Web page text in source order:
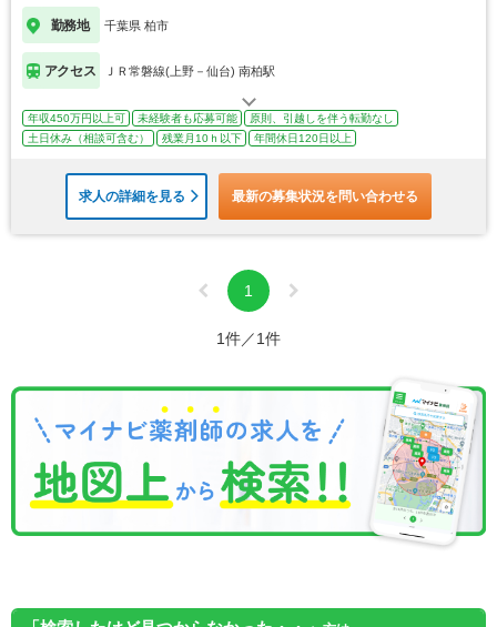
勤務地 千葉県 柏市
アクセス ＪＲ常磐線(上野－仙台) 南柏駅
年収450万円以上可 未経験者も応募可能
原則、引越しを伴う転勤なし
土日休み（相談可含む）
残業月10ｈ以下 年間休日120日以上
求人の詳細を見る 最新の募集状況を問い合わせる
1
1件／1件